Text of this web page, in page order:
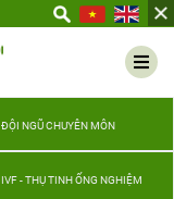
ĐỘI NGŨ CHUYÊN MÔN
IVF - THỤ TINH ỐNG NGHIỆM